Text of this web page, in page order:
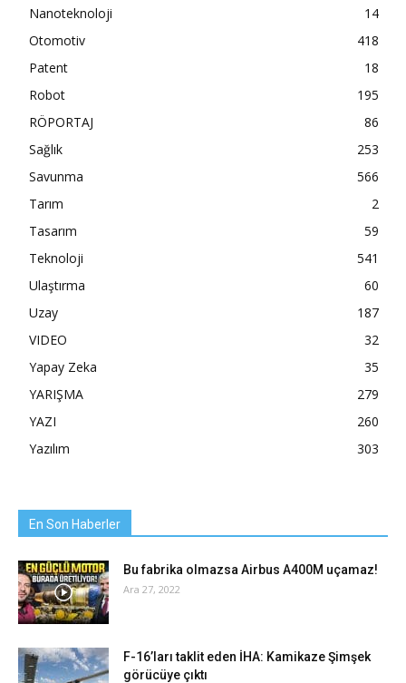
Nanoteknoloji
14
Otomotiv
418
Patent
18
Robot
195
RÖPORTAJ
86
Sağlık
253
Savunma
566
Tarım
2
Tasarım
59
Teknoloji
541
Ulaştırma
60
Uzay
187
VIDEO
32
Yapay Zeka
35
YARIŞMA
279
YAZI
260
Yazılım
303
En Son Haberler
Bu fabrika olmazsa Airbus A400M uçamaz!
Ara 27, 2022
F-16’ları taklit eden İHA: Kamikaze Şimşek
görücüye çıktı